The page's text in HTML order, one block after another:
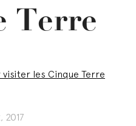
Terre
les Cinque Terre
2017